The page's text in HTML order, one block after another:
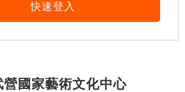
快速登入
。
營國家藝術文化中心